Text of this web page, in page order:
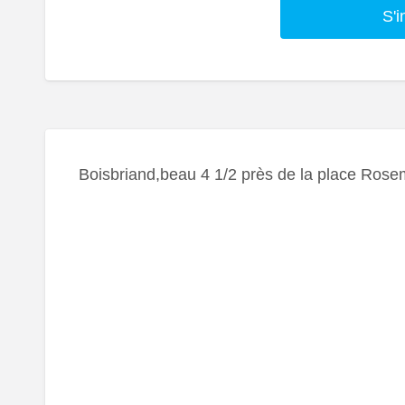
Boisbriand,beau 4 1/2 près de la place